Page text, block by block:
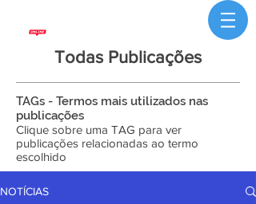
Todas Publicações
TAGs - Termos mais utilizados nas
publicações
Clique sobre uma TAG para ver
publicações relacionadas ao termo
escolhido
NOTÍCIAS